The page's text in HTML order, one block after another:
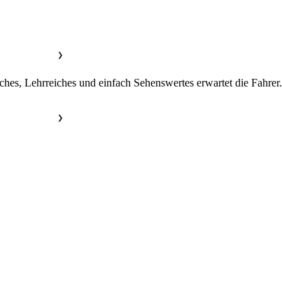
Lehrreiches und einfach Sehenswertes erwartet die Fahrer.
❯
❯